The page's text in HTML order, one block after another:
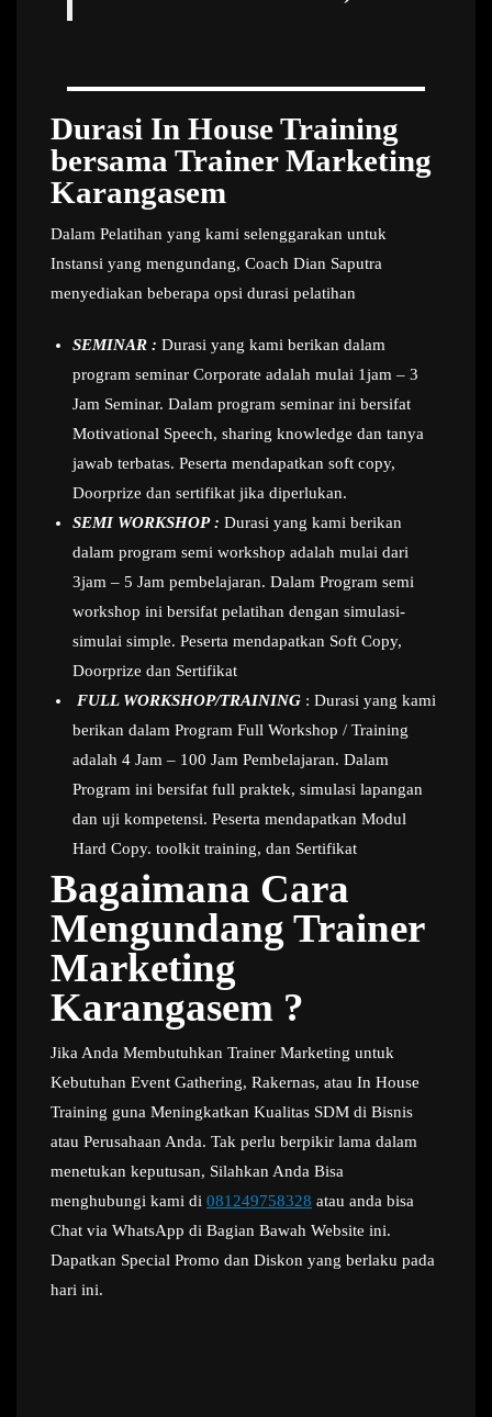
Durasi In House Training
bersama Trainer Marketing
Karangasem
Dalam Pelatihan yang kami selenggarakan untuk
Instansi yang mengundang, Coach Dian Saputra
menyediakan beberapa opsi durasi pelatihan
SEMINAR : Durasi yang kami berikan dalam
program seminar Corporate adalah mulai 1jam – 3
Jam Seminar. Dalam program seminar ini bersifat
Motivational Speech, sharing knowledge dan tanya
jawab terbatas. Peserta mendapatkan soft copy,
Doorprize dan sertifikat jika diperlukan.
SEMI WORKSHOP : Durasi yang kami berikan
dalam program semi workshop adalah mulai dari
3jam – 5 Jam pembelajaran. Dalam Program semi
workshop ini bersifat pelatihan dengan simulasi-
simulai simple. Peserta mendapatkan Soft Copy,
Doorprize dan Sertifikat
FULL WORKSHOP/TRAINING : Durasi yang kami
berikan dalam Program Full Workshop / Training
adalah 4 Jam – 100 Jam Pembelajaran. Dalam
Program ini bersifat full praktek, simulasi lapangan
dan uji kompetensi. Peserta mendapatkan Modul
Hard Copy. toolkit training, dan Sertifikat
Bagaimana Cara
Mengundang Trainer
Marketing
Karangasem ?
Jika Anda Membutuhkan Trainer Marketing untuk
Kebutuhan Event Gathering, Rakernas, atau In House
Training guna Meningkatkan Kualitas SDM di Bisnis
atau Perusahaan Anda. Tak perlu berpikir lama dalam
menetukan keputusan, Silahkan Anda Bisa
menghubungi kami di 081249758328 atau anda bisa
Chat via WhatsApp di Bagian Bawah Website ini.
Dapatkan Special Promo dan Diskon yang berlaku pada
hari ini.